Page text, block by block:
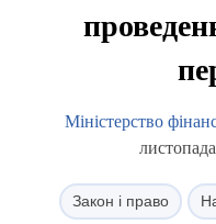
Міністерство
Закон і право